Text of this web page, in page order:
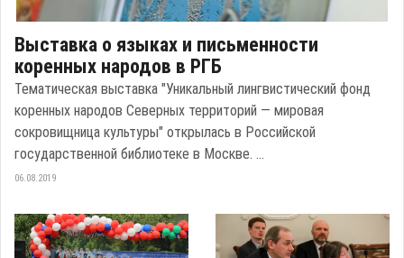
Выставка о языках и письменности
коренных народов в РГБ
Тематическая выставка "Уникальный лингвистический фонд
коренных народов Северных территорий — мировая
сокровищница культуры" открылась в Российской
государственной библиотеке в Москве. ...
06.08.2019